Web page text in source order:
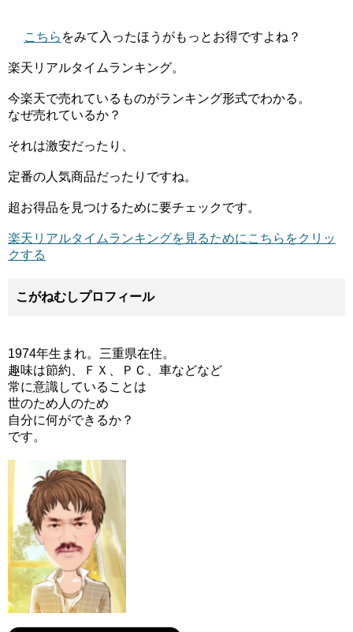
こちら をみて入ったほうがもっとお得ですよね？
楽天リアルタイムランキング。
今楽天で売れているものがランキング形式でわかる。
なぜ売れているか？
それは激安だったり、
定番の人気商品だったりですね。
超お得品を見つけるために要チェックです。
楽天リアルタイムランキングを見るためにこちらをクリッ
クする
こがねむしプロフィール
1974年生まれ。三重県在住。
趣味は節約、ＦＸ、ＰＣ、車などなど
常に意識していることは
世のため人のため
自分に何ができるか？
です。